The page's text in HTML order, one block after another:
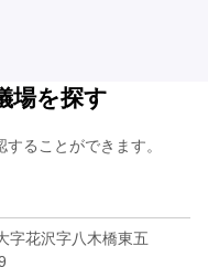
場を探す
ることができます。
字花沢字八木橋東五